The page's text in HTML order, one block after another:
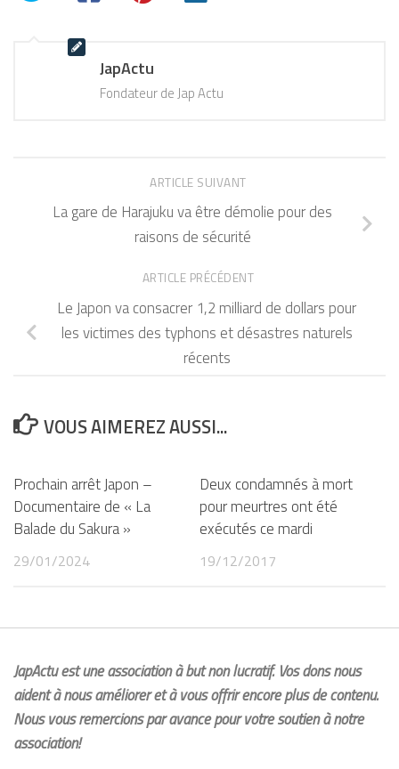
JapActu
Fondateur de Jap Actu
ARTICLE SUIVANT
La gare de Harajuku va être démolie pour des
raisons de sécurité
ARTICLE PRÉCÉDENT
Le Japon va consacrer 1,2 milliard de dollars pour
les victimes des typhons et désastres naturels
récents
VOUS AIMEREZ AUSSI...
Prochain arrêt Japon –
Documentaire de « La
Balade du Sakura »
29/01/2024
Deux condamnés à mort
pour meurtres ont été
exécutés ce mardi
19/12/2017
JapActu est une association à but non lucratif. Vos dons nous
aident à nous améliorer et à vous offrir encore plus de contenu.
Nous vous remercions par avance pour votre soutien à notre
association!